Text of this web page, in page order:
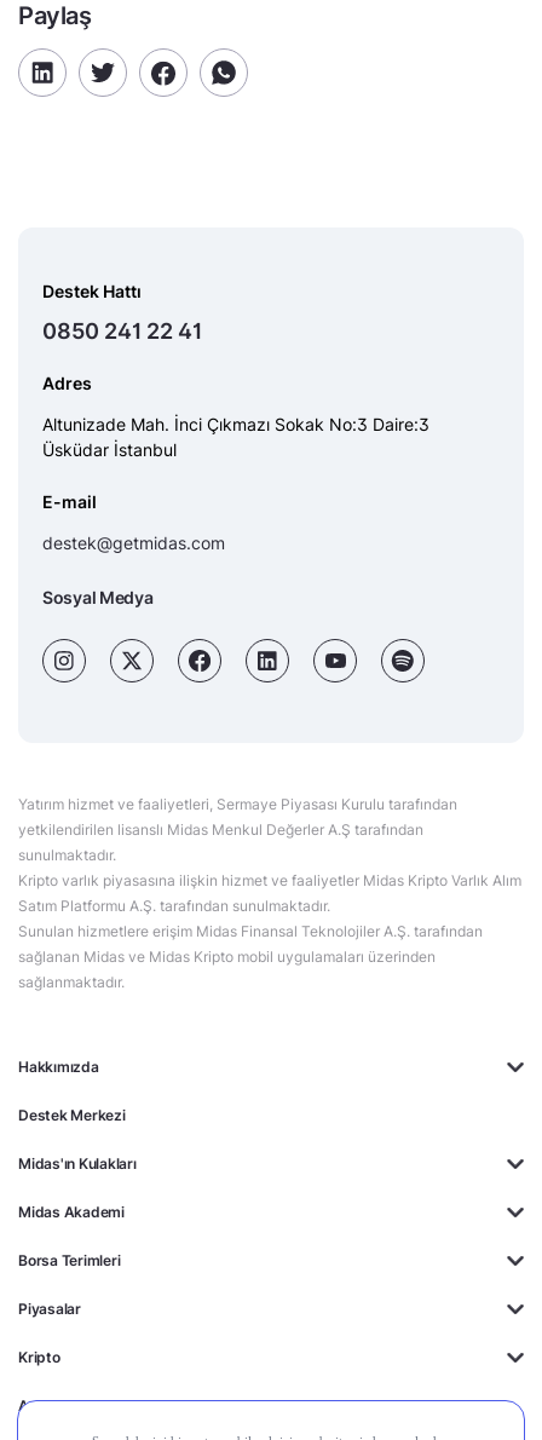
Paylaş
Hakkımızda
Destek Merkezi
Midas'ın Kulakları
Midas Akademi
Borsa Terimleri
Piyasalar
Kripto
Ayrıcalıklar
Destek Hattı
0850 241 22 41
Adres
Altunizade Mah. İnci Çıkmazı Sokak No:3 Daire:3
Üsküdar İstanbul
E-mail
destek@getmidas.com
Sosyal Medya
Yatırım hizmet ve faaliyetleri, Sermaye Piyasası Kurulu tarafından
yetkilendirilen lisanslı Midas Menkul Değerler A.Ş tarafından
sunulmaktadır.
Kripto varlık piyasasına ilişkin hizmet ve faaliyetler Midas Kripto Varlık Alım
Satım Platformu A.Ş. tarafından sunulmaktadır.
Sunulan hizmetlere erişim Midas Finansal Teknolojiler A.Ş. tarafından
sağlanan Midas ve Midas Kripto mobil uygulamaları üzerinden
sağlanmaktadır.